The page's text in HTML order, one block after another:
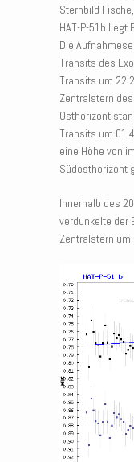
Sternbild
HAT-P-51b
Die
Transits des
Transits um
Zentralstern
Osthorizont
Transits um
eine Höhe von
Südosthorizont
Innerhalb des
verdunkelte der
Zentralstern um